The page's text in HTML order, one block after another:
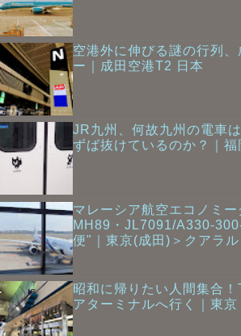
空港外に伸びる謎の行列
ー｜成田空港T2 日本
JR九州、何故九州の電車
ずば抜けているのか？｜福
マレーシア航空エコノミ
MH89・JL7091/A330-
便"｜東京(成田)＞クアラ
昭和に帰りたい人間集合
アターミナルへ行く｜東京